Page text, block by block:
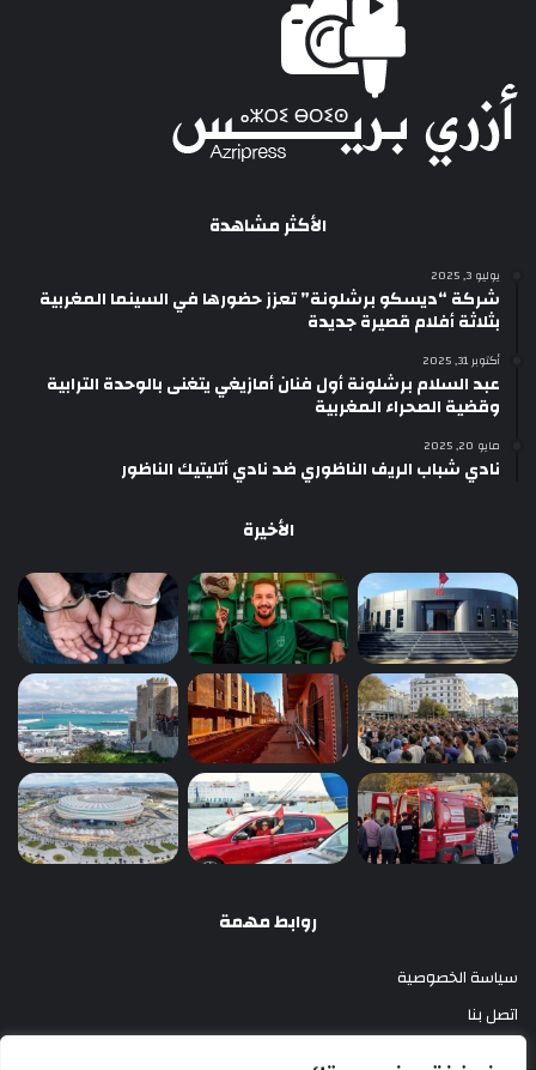
الأكثر مشاهدة
يوليو 3, 2025
شركة “ديسكو برشلونة” تعزز حضورها في السينما المغربية
بثلاثة أفلام قصيرة جديدة
أكتوبر 31, 2025
عبد السلام برشلونة أول فنان أمازيغي يتغنى بالوحدة الترابية
وقضية الصحراء المغربية
مايو 20, 2025
نادي شباب الريف الناظوري ضد نادي أتليتيك الناظور
الأخيرة
روابط مهمة
سياسة الخصوصية
اتصل بنا